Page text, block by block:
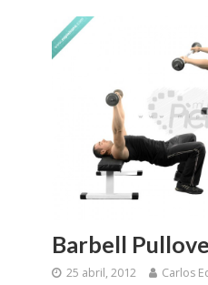
Barbell
25 abril, 2012 Carlos